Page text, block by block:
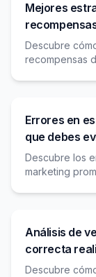
Mejores
Descubre
recompensas
Errores en
que debes
Descubre los
marketing
Análisis de
correcta
Descubre